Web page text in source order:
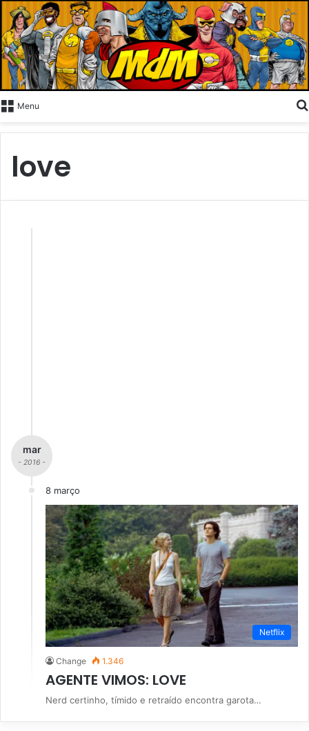
Menu
love
mar
- 2016 -
8 março
Netflix
Change 1.346
AGENTE VIMOS: LOVE
Nerd certinho, tímido e retraído encontra garota…